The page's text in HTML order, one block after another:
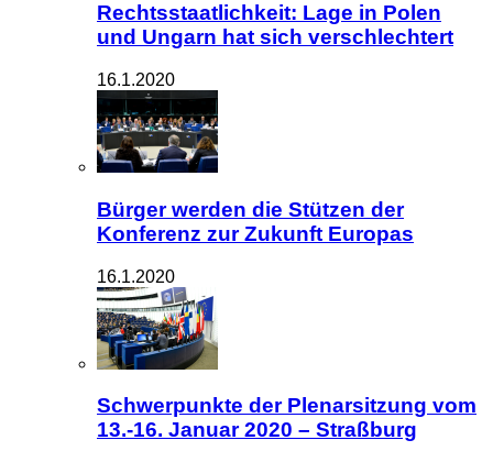
Rechtsstaatlichkeit: Lage in Polen
und Ungarn hat sich verschlechtert
16.1.2020
Bürger werden die Stützen der
Konferenz zur Zukunft Europas
16.1.2020
Schwerpunkte der Plenarsitzung vom
13.-16. Januar 2020 – Straßburg